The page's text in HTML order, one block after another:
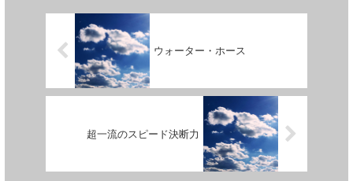
ウォーター・ホース
超一流のスピード決断力